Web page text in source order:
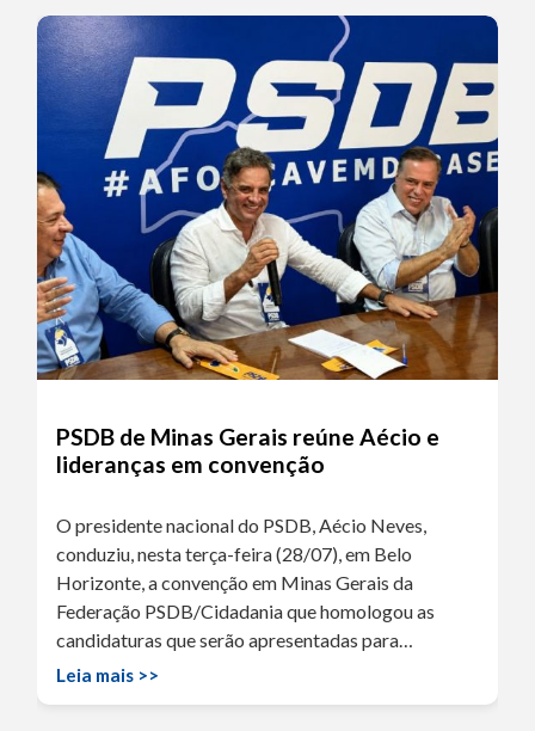
PSDB de Minas Gerais reúne Aécio e
lideranças em convenção
O presidente nacional do PSDB, Aécio Neves,
conduziu, nesta terça-feira (28/07), em Belo
Horizonte, a convenção em Minas Gerais da
Federação PSDB/Cidadania que homologou as
candidaturas que serão apresentadas para…
Leia mais >>